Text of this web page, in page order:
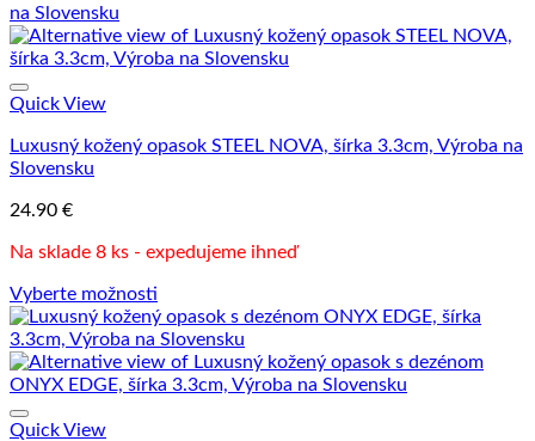
produkt
má
viacero
variantov.
Možnosti
môžete
vybrať
stránke
Quick View
Luxusný kožený opasok STEEL NOVA, šírka 3.3cm, Výroba na
Slovensku
24.90 €
Na sklade 8 ks - expedujeme ihneď
Vyberte možnosti
Tento
produkt
má
viacero
variantov.
Možnosti
Quick View